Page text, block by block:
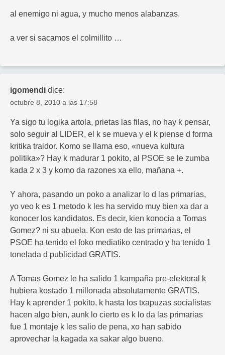
al enemigo ni agua, y mucho menos alabanzas.
a ver si sacamos el colmillito …
igomendi dice:
octubre 8, 2010 a las 17:58
Ya sigo tu logika artola, prietas las filas, no hay k pensar,
solo seguir al LIDER, el k se mueva y el k piense d forma
kritika traidor. Komo se llama eso, «nueva kultura
politika»? Hay k madurar 1 pokito, al PSOE se le zumba
kada 2 x 3 y komo da razones xa ello, mañana +.
Y ahora, pasando un poko a analizar lo d las primarias,
yo veo k es 1 metodo k les ha servido muy bien xa dar a
konocer los kandidatos. Es decir, kien konocia a Tomas
Gomez? ni su abuela. Kon esto de las primarias, el
PSOE ha tenido el foko mediatiko centrado y ha tenido 1
tonelada d publicidad GRATIS.
A Tomas Gomez le ha salido 1 kampaña pre-elektoral k
hubiera kostado 1 millonada absolutamente GRATIS.
Hay k aprender 1 pokito, k hasta los txapuzas socialistas
hacen algo bien, aunk lo cierto es k lo da las primarias
fue 1 montaje k les salio de pena, xo han sabido
aprovechar la kagada xa sakar algo bueno.